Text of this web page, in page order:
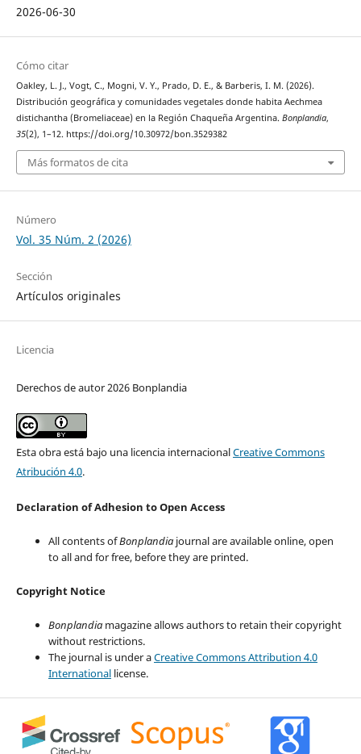
2026-06-30
Cómo citar
Oakley, L. J., Vogt, C., Mogni, V. Y., Prado, D. E., & Barberis, I. M. (2026).
Distribución geográfica y comunidades vegetales donde habita Aechmea
distichantha (Bromeliaceae) en la Región Chaqueña Argentina. Bonplandia,
35(2), 1–12. https://doi.org/10.30972/bon.3529382
Más formatos de cita
Número
Vol. 35 Núm. 2 (2026)
Sección
Artículos originales
Licencia
Derechos de autor 2026 Bonplandia
Esta obra está bajo una licencia internacionalCreative Commons
Atribución 4.0.
Declaration of Adhesion to Open Access
All contents ofBonplandiajournal are available online, open
to all and for free, before they are printed.
Copyright Notice
Bonplandiamagazine allows authors to retain their copyright
without restrictions.
The journal is under aCreative Commons Attribution 4.0
Internationallicense.